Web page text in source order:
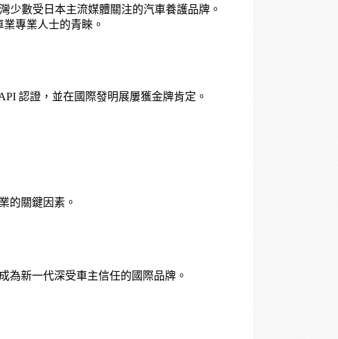
少數受日本主流媒體關注的汽車養護品牌。
業專業人士的青睞。
認證，並在國際發明展屢獲金牌肯定。
的關鍵因素。
為新一代深受車主信任的國際品牌。